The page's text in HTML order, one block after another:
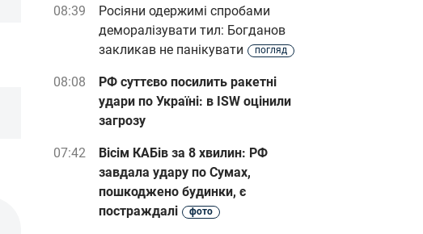
08:39
Росіяни одержимі спробами
деморалізувати тил: Богданов
закликав не панікувати
погляд
08:08
РФ суттєво посилить ракетні
удари по Україні: в ISW оцінили
загрозу
07:42
Вісім КАБів за 8 хвилин: РФ
завдала удару по Сумах,
пошкоджено будинки, є
постраждалі
фото